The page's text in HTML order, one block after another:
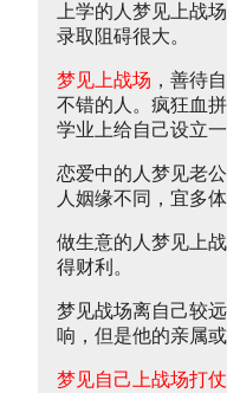
上学的人梦见上战
录取阻碍很大。
梦见上战场 ，善待
不错的人。疯狂血
学业上给自己设立
恋爱中的人梦见老
人姻缘不同，宜多体
做生意的人梦见上
得财利。
梦见战场离自己较
响，但是他的亲属或
梦见自己上战场打仗